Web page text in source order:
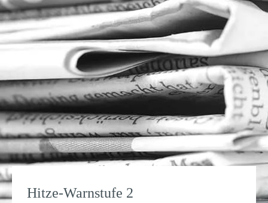
Hitze-Warnstufe 2